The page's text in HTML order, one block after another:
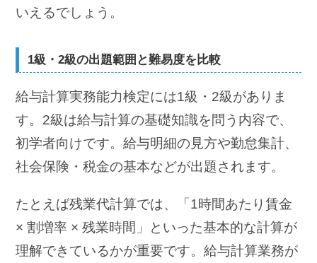
いえるでしょう。
1級・2級の出題範囲と難易度を比較
給与計算実務能力検定には1級・2級がありま
す。2級は給与計算の基礎知識を問う内容で、
初学者向けです。給与明細の見方や勤怠集計、
社会保険・税金の基本などが出題されます。
たとえば残業代計算では、「1時間あたり賃金
× 割増率 × 残業時間」といった基本的な計算が
理解できているかが重要です。給与計算業務が